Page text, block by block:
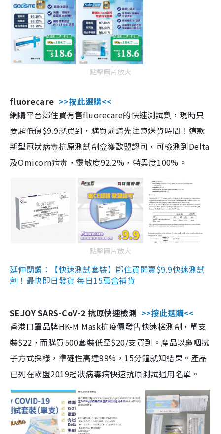
點擊圖片放大
fluorecare >>按此選購<<
網購平台鄰住買有售fluorecare的快速測試劑，現時只
要超低價$9.9就買到，購買前請先注意送貨時間！這款
新型冠狀病毒抗原測試劑盒獲歐盟認可，可檢測到Delta
及Omicorn病毒，靈敏度92.2%，特異度100%。
點擊圖片放大
延伸閱讀：【快速測試套裝】鄰住買開賣$9.9快速測試
劑！最快即日發貨 每日15萬盒補貨
SEJOY SARS-CoV-2 抗原快速檢測 >>按此選購<<
香港口罩品牌HK-M Mask抗疫價發售快速檢測劑，單支
裝$22，而購買500套裝低至$20/支買到。產品以鼻咽拭
子方式採樣，準確性高達99%，15分鐘就知結果。產品
已列在歐盟2019冠狀病毒病快速抗原測試通用名單。